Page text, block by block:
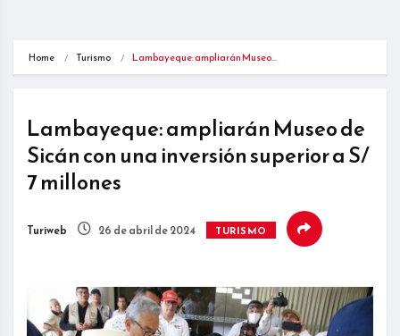
Home Turismo Lambayeque: ampliarán Museo…
Lambayeque: ampliarán Museo de
Sicán con una inversión superior a S/
7 millones
Turiweb 26 de abril de 2024 TURISMO